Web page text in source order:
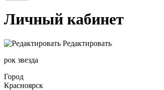
Личный кабинет
Редактировать
рок звезда
Город
Красноярск